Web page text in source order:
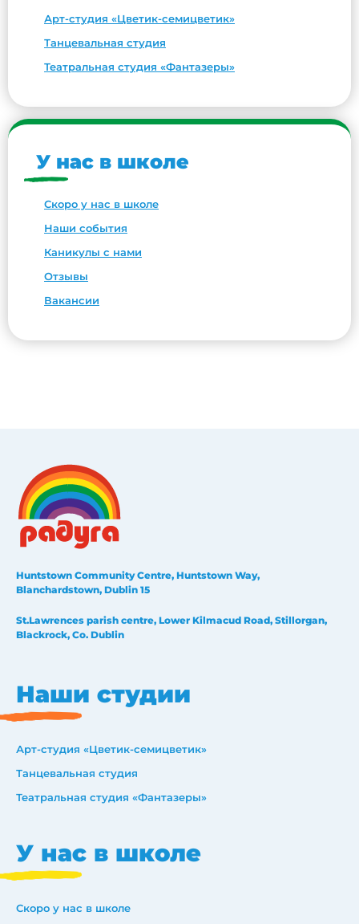
Арт-студия «Цветик-семицветик»
Танцевальная студия
Театральная студия «Фантазеры»
У нас в школе
Скоро у нас в школе
Наши события
Каникулы с нами
Отзывы
Вакансии
Huntstown Community Centre, Huntstown Way,
Blanchardstown, Dublin 15
St.Lawrences parish centre, Lower Kilmacud Road, Stillorgan,
Blackrock, Co. Dublin
Наши студии
Арт-студия «Цветик-семицветик»
Танцевальная студия
Театральная студия «Фантазеры»
У нас в школе
Скоро у нас в школе